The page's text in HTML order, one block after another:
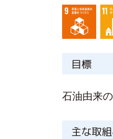
目標
石油由来
主な取